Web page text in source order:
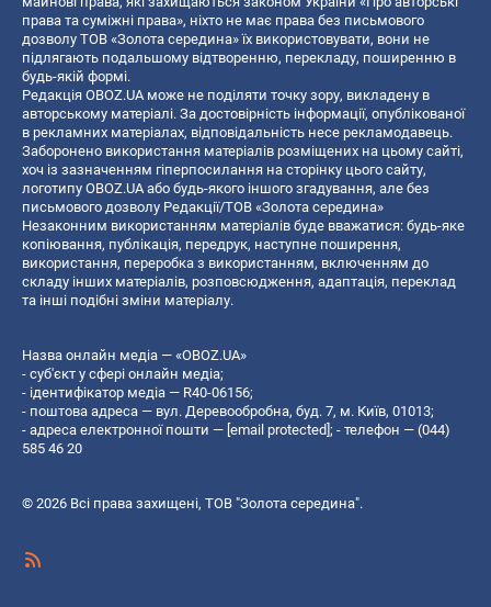
права та суміжні права», ніхто не має права без письмового
дозволу ТОВ «Золота середина» їх використовувати, вони не
підлягають подальшому відтворенню, перекладу, поширенню в
будь-якій формі.
Редакція OBOZ.UA може не поділяти точку зору, викладену в
авторському матеріалі. За достовірність інформації, опублікованої
в рекламних матеріалах, відповідальність несе рекламодавець.
Заборонено використання матеріалів розміщених на цьому сайті,
хоч із зазначенням гіперпосилання на сторінку цього сайту,
логотипу OBOZ.UA або будь-якого іншого згадування, але без
письмового дозволу Редакції/ТОВ «Золота середина»
Незаконним використанням матеріалів буде вважатися: будь-яке
копiювання, публiкацiя, передрук, наступне поширення,
використання, переробка з використанням, включенням до
складу інших матеріалів, розповсюдження, адаптація, переклад
та інші подібні зміни матеріалу.
Назва онлайн медіа — «OBOZ.UA»
- суб'єкт у сфері онлайн медіа;
- ідентифікатор медіа — R40-06156;
- поштова адреса — вул. Деревообробна, буд. 7, м. Київ, 01013;
- адреса електронної пошти — [email protected]; - телефон — (044)
585 46 20
© 2026 Всі права захищені, ТОВ "Золота середина".